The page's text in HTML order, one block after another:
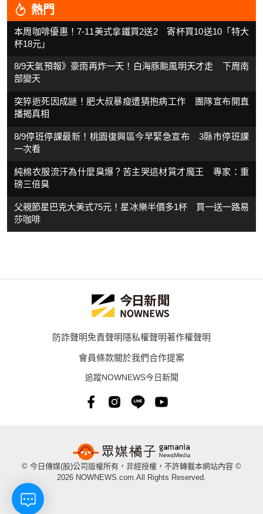
熱門
本周咖啡優惠！7-11美式拿鐵買2送2 寄杯買10送10「特大
杯18元」
8/9天氣預報》豪雨再炸一天！白海豚颱風明天才走 下周南
部變天
突猝逝死因成謎！肥大叔暴瘦遭猜抱病工作 團隊宣布開直
播揭真相
8/9停班停課最新！桃園復興區今早緊急宣布 3縣市停班課
一次看
純棉衣服流汗為什麼臭爆？苦主哭這材質才魔王 專家：重
磅三倍臭
父親節星巴克大美式75元！星冰樂半價多1杯 買一送一路易
莎咖啡
防詐聲明免責聲明隱私權聲明著作權聲明
會員條款關於我們合作提案
追蹤NOWNEWS今日新聞
© 今日傳媒(股)公司版權所有，非經授權，不許轉載本網站內容 ©
2026 NOWNEWS.com.All Rights Reserved.